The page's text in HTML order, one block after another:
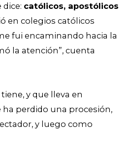
católicos, apostólicos
en colegios católicos
fui encaminando hacia la
la atención”, cuenta
y que lleva en
ha perdido una procesión,
y luego como